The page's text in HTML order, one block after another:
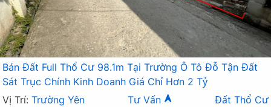
Bán Đất Full Thổ Cư 98.1m Tại Trường Ô Tô Đỗ Tận Đất
Sát Trục Chính Kinh Doanh Giá Chỉ Hơn 2 Tỷ
Vị Trí: Trường Yên Tư Vấn
Đất Thổ Cư